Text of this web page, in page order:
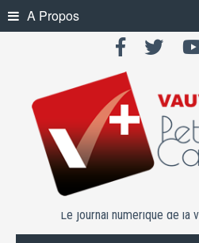
Skip
to
A Propos
Le journal numérique de la